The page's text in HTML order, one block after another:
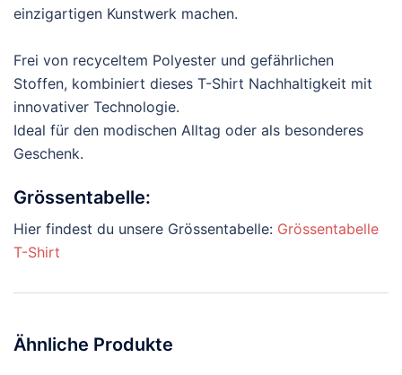
einzigartigen Kunstwerk machen.
Frei von recyceltem Polyester und gefährlichen
Stoffen, kombiniert dieses T-Shirt Nachhaltigkeit mit
innovativer Technologie.
Ideal für den modischen Alltag oder als besonderes
Geschenk.
Grössentabelle:
Hier findest du unsere Grössentabelle: Grössentabelle
T-Shirt
Ähnliche Produkte